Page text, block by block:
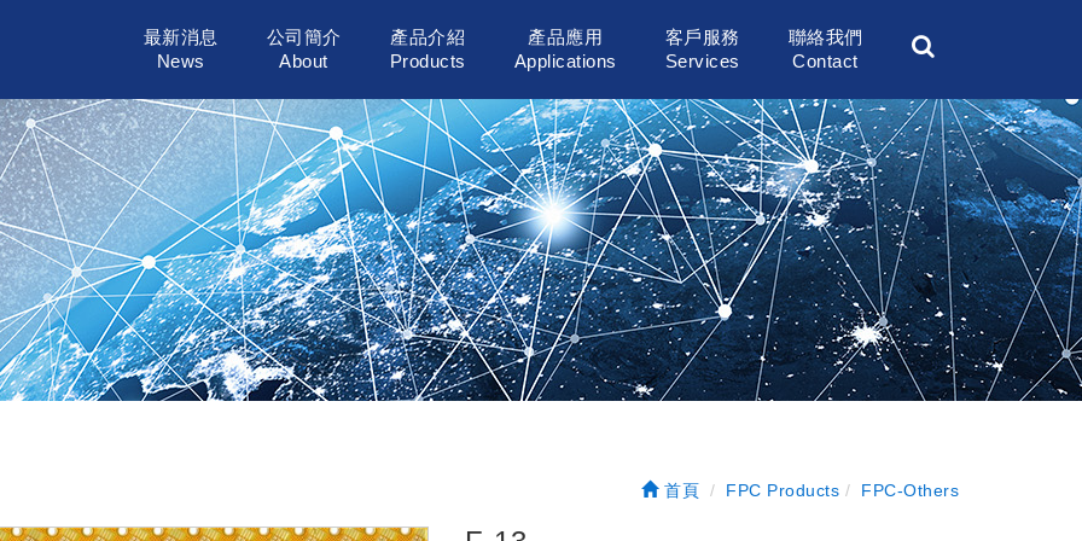
最新消息
News
公司簡介
About
產品介紹
Products
產品應用
Applications
客戶服務
Services
聯絡我們
Contact
首頁 FPC Products FPC-Others